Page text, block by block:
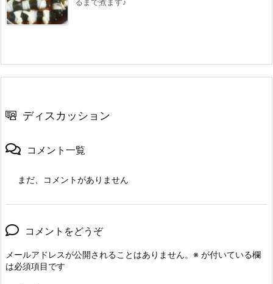
るまで煮ます♪
ディスカッション
コメント一覧
まだ、コメントがありません
コメントをどうぞ
メールアドレスが公開されることはありません。 ※ が付いている欄
は必須項目です